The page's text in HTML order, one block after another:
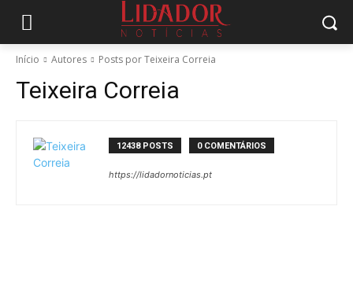
Início Autores Posts por Teixeira Correia
Teixeira Correia
12438 POSTS 0 COMENTÁRIOS
https://lidadornoticias.pt